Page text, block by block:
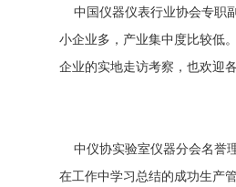
中国仪器仪表行业协会专职
小企业多，产业集中度比较低
企业的实地走访考察，也欢迎
中仪协实验室仪器分会名誉
在工作中学习总结的成功生产